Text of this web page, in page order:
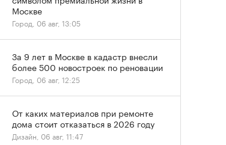
Москве
Город, 06 авг, 13:05
За 9 лет в Москве в кадастр внесли
более 500 новостроек по реновации
Город, 06 авг, 12:25
От каких материалов при ремонте
дома стоит отказаться в 2026 году
Дизайн, 06 авг, 11:47